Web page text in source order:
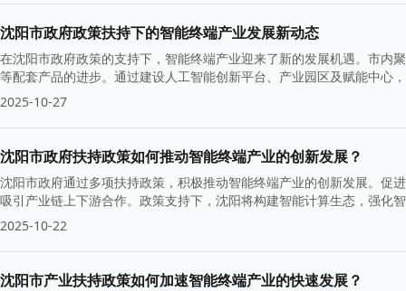
沈阳市政府政策扶持下的智能终端产业发展新动态
在沈阳市政府政策的支持下，智能终端产业迎来了新的发展机遇。市内
等配套产品的进步。通过建设人工智能创新平台、产业园区及赋能中心
2025-10-27
沈阳市政府扶持政策如何推动智能终端产业的创新发展？
沈阳市政府通过多项扶持政策，积极推动智能终端产业的创新发展。促
吸引产业链上下游合作。政策支持下，沈阳将构建智能计算生态，强化
2025-10-22
沈阳市产业扶持政策如何加速智能终端产业的快速发展？